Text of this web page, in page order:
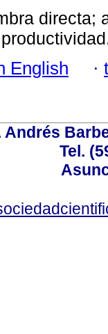
directa;
English ·
Andrés
Tel.